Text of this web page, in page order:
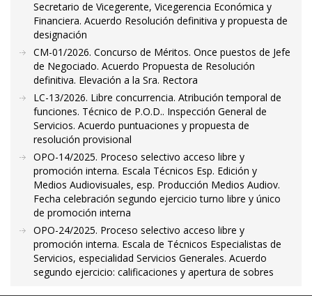
Secretario de Vicegerente, Vicegerencia Económica y
Financiera. Acuerdo Resolución definitiva y propuesta de
designación
CM-01/2026. Concurso de Méritos. Once puestos de Jefe
de Negociado. Acuerdo Propuesta de Resolución
definitiva. Elevación a la Sra. Rectora
LC-13/2026. Libre concurrencia. Atribución temporal de
funciones. Técnico de P.O.D.. Inspección General de
Servicios. Acuerdo puntuaciones y propuesta de
resolución provisional
OPO-14/2025. Proceso selectivo acceso libre y
promoción interna. Escala Técnicos Esp. Edición y
Medios Audiovisuales, esp. Producción Medios Audiov.
Fecha celebración segundo ejercicio turno libre y único
de promoción interna
OPO-24/2025. Proceso selectivo acceso libre y
promoción interna. Escala de Técnicos Especialistas de
Servicios, especialidad Servicios Generales. Acuerdo
segundo ejercicio: calificaciones y apertura de sobres